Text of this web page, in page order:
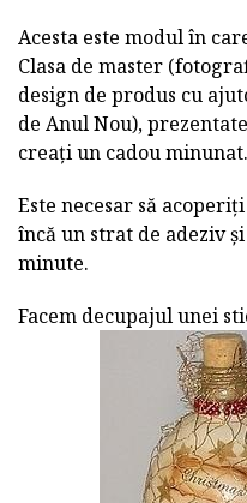
Acesta este modul în
Clasa de master
design de produs cu
de Anul Nou),
creați un cadou minunat.
Este necesar să
încă un strat de adeziv
minute.
Facem decupajul unei